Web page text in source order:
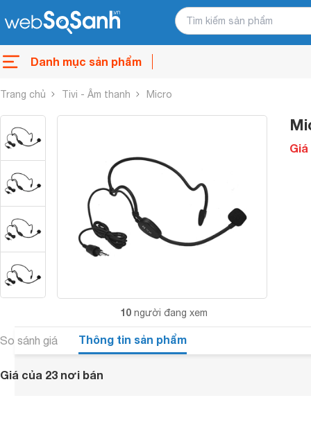
Danh mục sản phẩm
Trang chủ Tivi - Âm thanh Micro
10 người đang xem
So sánh giá Thông tin sản phẩm
Giá của 23 nơi bán